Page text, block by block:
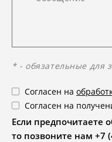
* - обязательные для
Согласен на
Согласен на
Если предпочитаете
то позвоните нам +7